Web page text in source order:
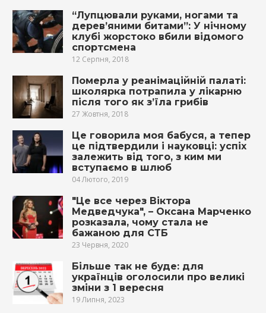
“Лупцювали руками, ногами та
дерев’яними битами”: У нічному
клубі жорстоко вбили відомого
спортсмена
12 Серпня, 2018
Померла у реанімаційній палаті:
школярка потрапила у лікарню
після того як з’їла грибів
27 Жовтня, 2018
Це говорила моя бабуся, а тепер
це підтвердили і науковці: успіх
залежить від того, з ким ми
вступаємо в шлюб
04 Лютого, 2019
″Це все через Віктора
Медведчука″, – Оксана Марченко
розказала, чому стала не
бажаною для СТБ
23 Червня, 2020
Більше так не буде: для
українців оголосили про великі
зміни з 1 вересня
19 Липня, 2023